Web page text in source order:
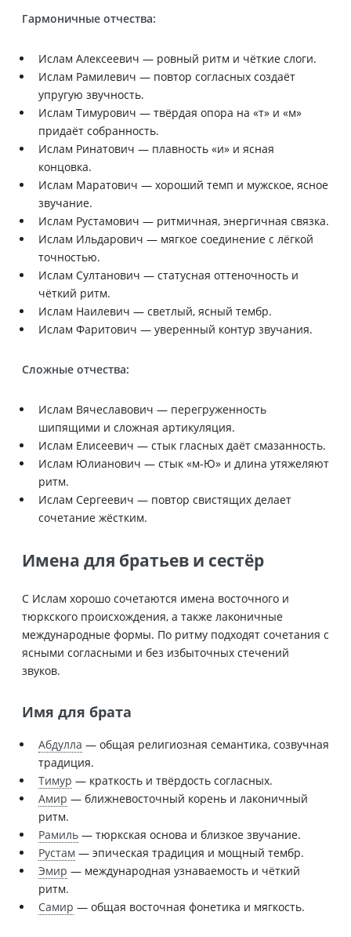
Гармоничные отчества:
Ислам Алексеевич — ровный ритм и чёткие слоги.
Ислам Рамилевич — повтор согласных создаёт
упругую звучность.
Ислам Тимурович — твёрдая опора на «т» и «м»
придаёт собранность.
Ислам Ринатович — плавность «и» и ясная
концовка.
Ислам Маратович — хороший темп и мужское, ясное
звучание.
Ислам Рустамович — ритмичная, энергичная связка.
Ислам Ильдарович — мягкое соединение с лёгкой
точностью.
Ислам Султанович — статусная оттеночность и
чёткий ритм.
Ислам Наилевич — светлый, ясный тембр.
Ислам Фаритович — уверенный контур звучания.
Сложные отчества:
Ислам Вячеславович — перегруженность
шипящими и сложная артикуляция.
Ислам Елисеевич — стык гласных даёт смазанность.
Ислам Юлианович — стык «м-Ю» и длина утяжеляют
ритм.
Ислам Сергеевич — повтор свистящих делает
сочетание жёстким.
Имена для братьев и сестёр
С Ислам хорошо сочетаются имена восточного и
тюркского происхождения, а также лаконичные
международные формы. По ритму подходят сочетания с
ясными согласными и без избыточных стечений
звуков.
Имя для брата
Абдулла — общая религиозная семантика, созвучная
традиция.
Тимур — краткость и твёрдость согласных.
Амир — ближневосточный корень и лаконичный
ритм.
Рамиль — тюркская основа и близкое звучание.
Рустам — эпическая традиция и мощный тембр.
Эмир — международная узнаваемость и чёткий
ритм.
Самир — общая восточная фонетика и мягкость.